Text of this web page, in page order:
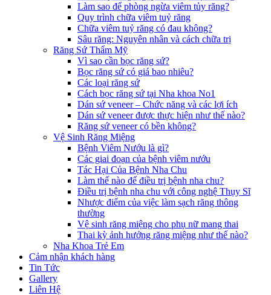
Làm sao để phòng ngừa viêm tủy răng?
Quy trình chữa viêm tuỷ răng
Chữa viêm tuỷ răng có đau không?
Sâu răng: Nguyên nhân và cách chữa trị
Răng Sứ Thẩm Mỹ
Vì sao cần bọc răng sứ?
Bọc răng sứ có giá bao nhiêu?
Các loại răng sứ
Cách bọc răng sứ tại Nha khoa No1
Dán sứ veneer – Chức năng và các lợi ích
Dán sứ veneer được thực hiện như thế nào?
Răng sứ veneer có bền không?
Vệ Sinh Răng Miệng
Bệnh Viêm Nướu là gì?
Các giai đoạn của bệnh viêm nướu
Tác Hại Của Bệnh Nha Chu
Làm thế nào để điều trị bệnh nha chu?
Điều trị bệnh nha chu với công nghệ Thụy Sĩ
Nhược điểm của việc làm sạch răng thông
thường
Vệ sinh răng miệng cho phụ nữ mang thai
Thai kỳ ảnh hưởng răng miệng như thế nào?
Nha Khoa Trẻ Em
Cảm nhận khách hàng
Tin Tức
Gallery
Liên Hệ